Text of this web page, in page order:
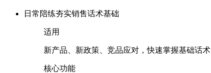
日常陪练夯实销售话术基础
适用
新产品、新政策、竞品应对，快速掌握基础话术
核心功能